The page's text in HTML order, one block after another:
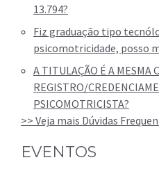
13.794?
Fiz graduação tipo
psicomotricidade, posso
A TITULAÇÃO É A MESMA
REGISTRO/
PSICOMOTRICISTA?
>> Veja mais Dúvidas
EVENTOS